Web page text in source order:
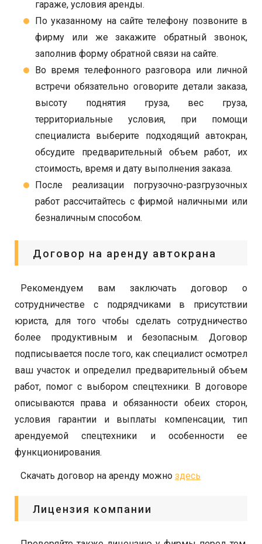
гараже, условия аренды.
По указанному на сайте телефону позвоните в
фирму или же закажите обратный звонок,
заполнив форму обратной связи на сайте.
Во время телефонного разговора или личной
встречи обязательно оговорите детали заказа,
высоту поднятия груза, вес груза,
территориальные условия, при помощи
специалиста выберите подходящий автокран,
обсудите предварительный объем работ, их
стоимость, время и дату выполнения заказа.
После реализации погрузочно-разгрузочных
работ рассчитайтесь с фирмой наличными или
безналичным способом.
Договор на аренду автокрана
Рекомендуем вам заключать договор о
сотрудничестве с подрядчиками в присутствии
юриста, для того чтобы сделать сотрудничество
более продуктивным и безопасным. Договор
подписывается после того, как специалист осмотрел
ваш участок и определил предварительный объем
работ, помог с выбором спецтехники. В договоре
описываются права и обязанности обеих сторон,
условия гарантии и выплаты компенсации, тип
арендуемой спецтехники и особенности ее
функционирования.
Скачать договор на аренду можно здесь
Лицензия компании